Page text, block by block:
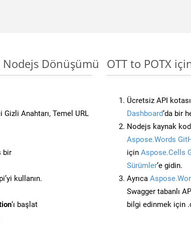
Nodejs Dönüşümü
Anahtarı, Temel URL
bir
kullanın.
‘ı başlat
OTT to POTX
Ücretsiz API
Dashboard‘da bir
Nodejs kaynak
Aspose.Words
için Aspose.Cells
Sürümler‘e gidin.
Ayrıca
Swagger tabanlı
bilgi edinmek için